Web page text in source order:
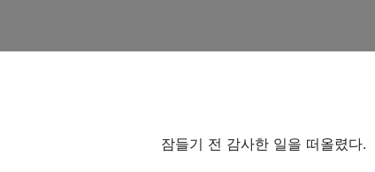
잠들기 전 감사한 일을 떠올렸다.